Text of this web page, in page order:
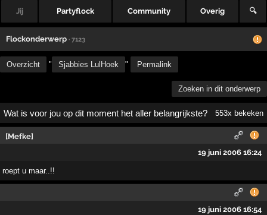
Jij Partyflock Community Overig 🔍
Flockonderwerp · 7123
Overzicht " Sjabbies LulHoek " Permalink
Zoeken in dit onderwerp
Wat is voor jou op dit moment het aller belangrijkste? 553x bekeken
[Mefke]
19 juni 2006 16:24
roept u maar..!!
19 juni 2006 16:54